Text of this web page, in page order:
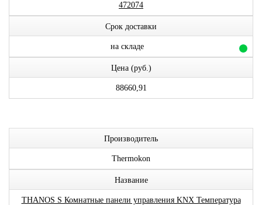
472074
Срок доставки
на складе
Цена (руб.)
88660,91
Производитель
Thermokon
Название
THANOS S Комнатные панели управления KNX Температура